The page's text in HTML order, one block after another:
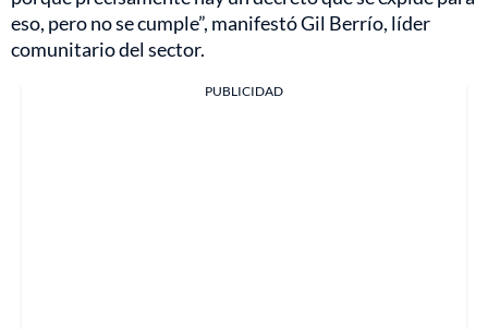
eso, pero no se cumple”, manifestó Gil Berrío, líder
comunitario del sector.
PUBLICIDAD